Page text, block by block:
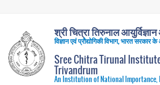
श्री चित्रा तिरुनाल
विज्ञान एवं प्रौद्योगिकी विभाग, भारत
Sree Chitra Tirunal
Trivandrum
An Institution of National Importance,